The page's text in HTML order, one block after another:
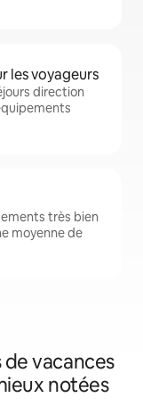
les voyageurs
direction
très bien
moyenne de
vacances
notées